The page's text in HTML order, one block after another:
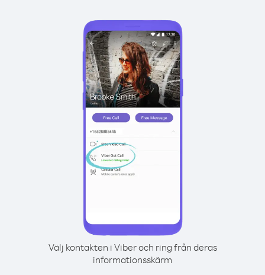
Välj kontakten i Viber och ring från deras
informationsskärm